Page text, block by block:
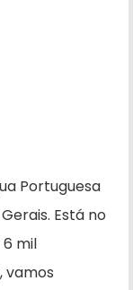
Portuguesa
Está no
6 mil
vamos